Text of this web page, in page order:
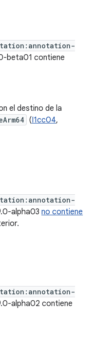
beta01 contiene
el destino de la
(I1cc04,
alpha03 no contiene
alpha02 contiene